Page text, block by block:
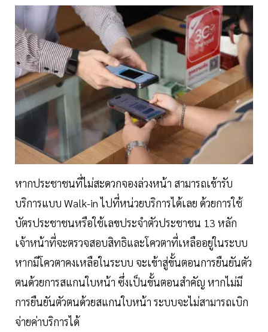
หากประชาชนที่ไม่สะดวกจองล่วงหน้า สามารถเข้ารับ
บริการแบบ Walk-in ไปที่หน่วยบริการได้เลย ด้วยการใช้
บัตรประชาชนหรือใช้เลขประจำตัวประชาชน 13 หลัก
เจ้าหน้าที่จะตรวจสอบสิทธิและโควตาที่เหลืออยู่ในระบบ
หากมีโควตาคงเหลือในระบบ จะเข้าสู่ขั้นตอนการยืนยันตัว
ตนด้วยการสแกนใบหน้า ซึ่งเป็นขั้นตอนสำคัญ หากไม่มี
การยืนยันตัวตนด้วยสแกนใบหน้า ระบบจะไม่สามารถเบิก
จ่ายค่าบริการได้